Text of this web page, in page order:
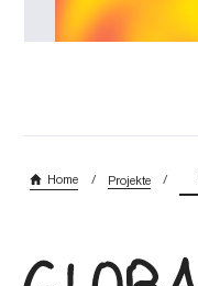
Home / Projekte /